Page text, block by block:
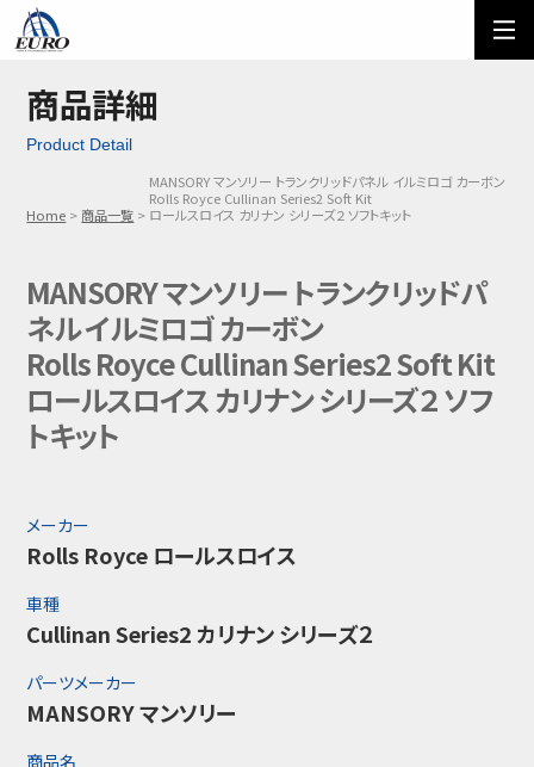
ご利用方法
メール問い合わせ
03-5674-7742
商品詳細
Product Detail
Home 商品一覧
MANSORY マンソリー トランクリッドパネル イルミロゴ カーボン
Rolls Royce Cullinan Series2 Soft Kit
ロールスロイス カリナン シリーズ２ ソフトキット
MANSORY マンソリー トランクリッドパ
ネル イルミロゴ カーボン
Rolls Royce Cullinan Series2 Soft Kit
ロールスロイス カリナン シリーズ２ ソフ
トキット
メーカー
Rolls Royce ロールスロイス
車種
Cullinan Series2 カリナン シリーズ２
パーツメーカー
MANSORY マンソリー
商品名